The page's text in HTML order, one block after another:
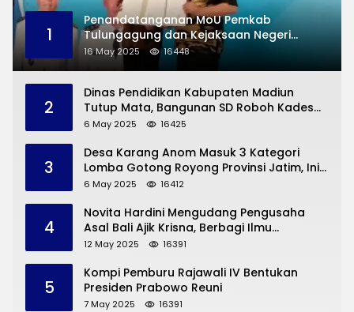
1
Penandatanganan MoU Pemkab
Tulungagung dan Kejaksaan Negeri
Permasalahan Hukum
16 May 2025 16448
2
Dinas Pendidikan Kabupaten Madiun
Tutup Mata, Bangunan SD Roboh Kades
Dermorejo Bangun Pakai Dana Pribadi
6 May 2025 16425
3
Desa Karang Anom Masuk 3 Kategori
Lomba Gotong Royong Provinsi Jatim, Ini
yang Disampaikan Sekda Trenggalek
6 May 2025 16412
4
Novita Hardini Mengudang Pengusaha
Asal Bali Ajik Krisna, Berbagi Ilmu
Pengembangan Pariwisata dan UMKM
12 May 2025 16391
5
Kompi Pemburu Rajawali IV Bentukan
Presiden Prabowo Reuni
7 May 2025 16391